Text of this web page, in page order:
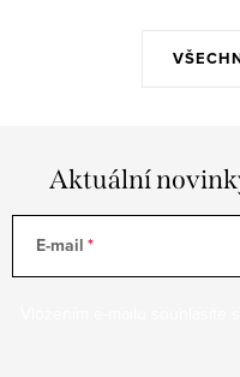
Aktuální
E-mail